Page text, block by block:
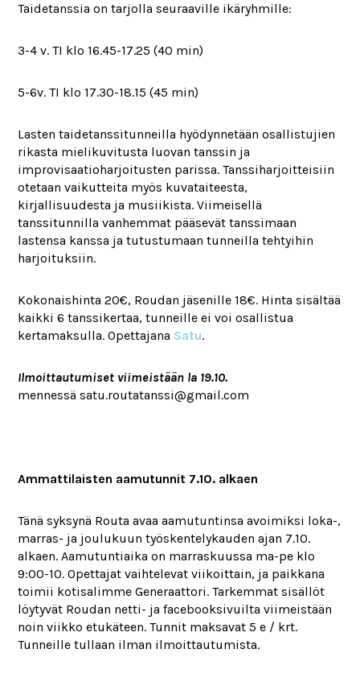
Taidetanssia on tarjolla seuraaville ikäryhmille:
3-4 v. TI klo 16.45-17.25 (40 min)
5-6v. TI klo 17.30-18.15 (45 min)
Lasten taidetanssitunneilla hyödynnetään osallistujien
rikasta mielikuvitusta luovan tanssin ja
improvisaatioharjoitusten parissa. Tanssiharjoitteisiin
otetaan vaikutteita myös kuvataiteesta,
kirjallisuudesta ja musiikista. Viimeisellä
tanssitunnilla vanhemmat pääsevät tanssimaan
lastensa kanssa ja tutustumaan tunneilla tehtyihin
harjoituksiin.
Kokonaishinta 20€, Roudan jäsenille 18€. Hinta sisältää
kaikki 6 tanssikertaa, tunneille ei voi osallistua
kertamaksulla. Opettajana Satu.
Ilmoittautumiset viimeistään la 19.10.
mennessä satu.routatanssi@gmail.com
Ammattilaisten aamutunnit 7.10. alkaen
Tänä syksynä Routa avaa aamutuntinsa avoimiksi loka-,
marras- ja joulukuun työskentelykauden ajan 7.10.
alkaen. Aamutuntiaika on marraskuussa ma-pe klo
9:00-10. Opettajat vaihtelevat viikoittain, ja paikkana
toimii kotisalimme Generaattori. Tarkemmat sisällöt
löytyvät Roudan netti- ja facebooksivuilta viimeistään
noin viikko etukäteen. Tunnit maksavat 5 e / krt.
Tunneille tullaan ilman ilmoittautumista.